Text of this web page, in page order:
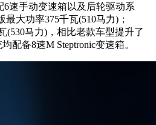
6速手动变速箱以及后轮驱动系
大功率375千瓦(510马力)；
(530马力)，相比老款车型提升了
配备8速M Steptronic变速箱。